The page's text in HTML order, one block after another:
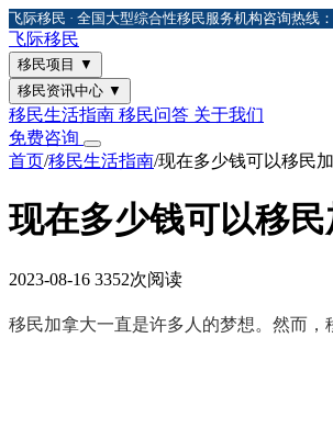
飞际移民 · 全国大型综合性移民服务机构咨询热线：
飞际移民
移民项目 ▼
移民资讯中心 ▼
移民生活指南 移民问答 关于我们
免费咨询
首页/移民生活指南/现在多少钱可以移民
现在多少钱可以移
2023-08-16 3352次阅读
移民加拿大一直是许多人的梦想。然而